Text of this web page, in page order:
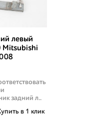
левый
Mitsubishi
задний л..
в 1 клик